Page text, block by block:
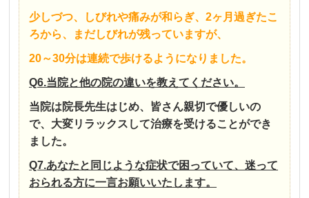
少しづつ、しびれや痛みが和らぎ、2ヶ月過ぎたこ
ろから、まだしびれが残っていますが、
20～30分は連続で歩けるようになりました。
Q6.当院と他の院の違いを教えてください。
当院は院長先生はじめ、皆さん親切で優しいの
で、大変リラックスして治療を受けることができ
ました。
Q7.あなたと同じような症状で困っていて、迷って
おられる方に一言お願いいたします。